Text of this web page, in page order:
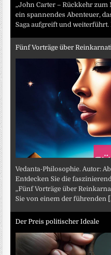
„John Carter – Rückkehr zum
ein spannendes Abenteuer,
Saga aufgreift und weiterführt.
Fünf Vorträge über
Vedanta-Philosophie. Autor:
Entdecken Sie die
„Fünf Vorträge über
Sie von einem der führenden
Der Preis politischer Ideale